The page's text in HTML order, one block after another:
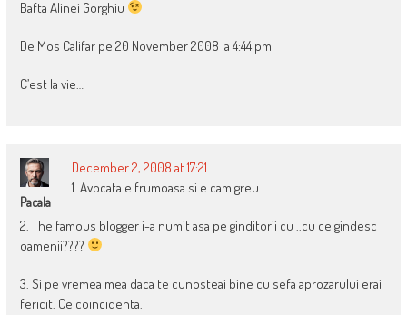
Bafta Alinei Gorghiu
De Mos Califar pe 20 November 2008 la 4:44 pm
C’est la vie…
Pacala
December 2, 2008 at 17:21
1. Avocata e frumoasa si e cam greu.
2. The famous blogger i-a numit asa pe ginditorii cu ..cu ce gindesc
oamenii????
3. Si pe vremea mea daca te cunosteai bine cu sefa aprozarului erai
fericit. Ce coincidenta.